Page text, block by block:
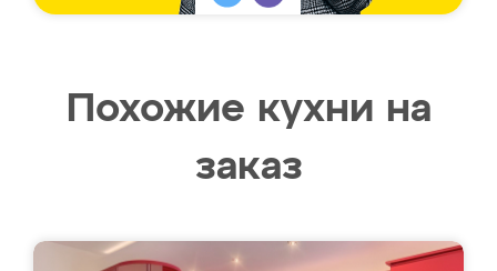
Похожие кухни на
заказ